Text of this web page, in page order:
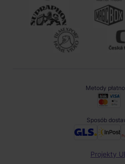
Metody
Sposób
Projekty